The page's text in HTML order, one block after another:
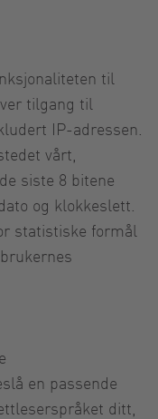
til
tilgang til
IP-adressen.
vårt,
siste 8 bitene
og klokkeslett.
statistiske formål
en passende
ditt,